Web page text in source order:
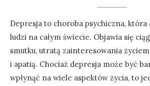
Depresja to choroba psychiczna,
ludzi na całym świecie. Objawia się
smutku, utratą zainteresowania
i apatią. Chociaż depresja może być
wpłynąć na wiele aspektów życia, to